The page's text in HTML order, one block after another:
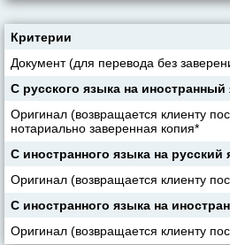
Критерии
Документ (для перевода без
С русского языка на иностранный
Оригинал (возвращается клиенту
нотариально заверенная копия*
С иностранного языка на русский
Оригинал (возвращается клиенту
С иностранного языка на
Оригинал (возвращается клиенту